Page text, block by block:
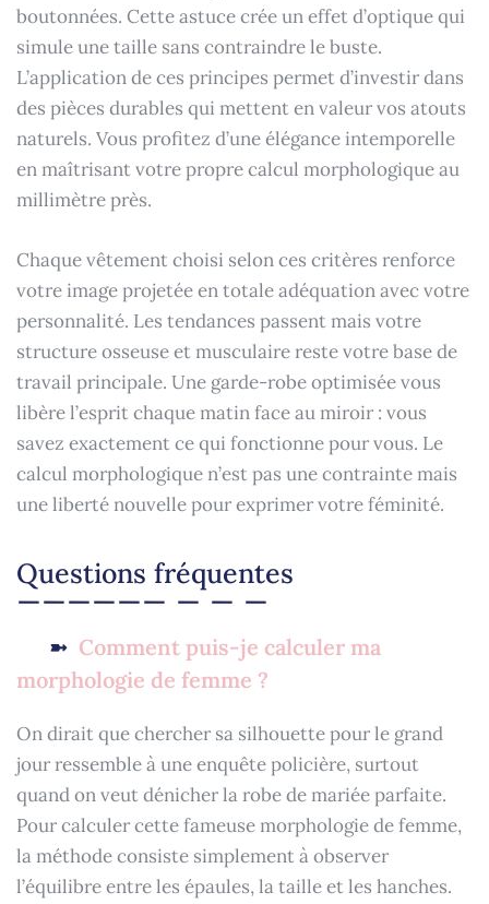
boutonnées. Cette astuce crée un effet d’optique qui
simule une taille sans contraindre le buste.
L’application de ces principes permet d’investir dans
des pièces durables qui mettent en valeur vos atouts
naturels. Vous profitez d’une élégance intemporelle
en maîtrisant votre propre calcul morphologique au
millimètre près.
Chaque vêtement choisi selon ces critères renforce
votre image projetée en totale adéquation avec votre
personnalité. Les tendances passent mais votre
structure osseuse et musculaire reste votre base de
travail principale. Une garde-robe optimisée vous
libère l’esprit chaque matin face au miroir : vous
savez exactement ce qui fonctionne pour vous. Le
calcul morphologique n’est pas une contrainte mais
une liberté nouvelle pour exprimer votre féminité.
Questions fréquentes
Comment puis-je calculer ma
morphologie de femme ?
On dirait que chercher sa silhouette pour le grand
jour ressemble à une enquête policière, surtout
quand on veut dénicher la robe de mariée parfaite.
Pour calculer cette fameuse morphologie de femme,
la méthode consiste simplement à observer
l’équilibre entre les épaules, la taille et les hanches.